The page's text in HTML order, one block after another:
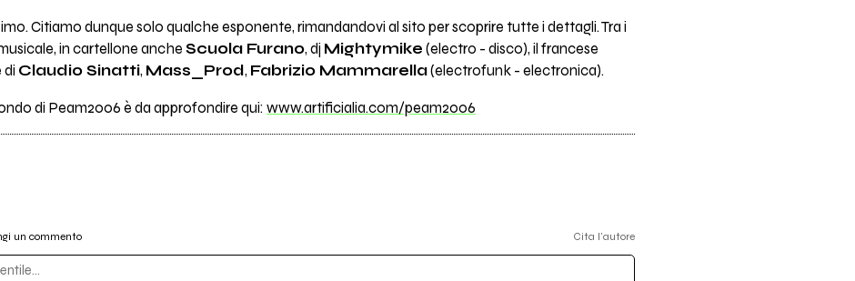
Citiamo dunque solo qualche esponente, rimandandovi al sito per scoprire tutte i dettagli. Tra i
in cartellone anche Scuola Furano, dj Mightymike (electro - disco), il francese
di Claudio Sinatti, Mass_Prod, Fabrizio Mammarella(electrofunk - electronica).
di Peam2006 è da approfondire qui: www.artificialia.com/peam2006
un commento Cita l'autore